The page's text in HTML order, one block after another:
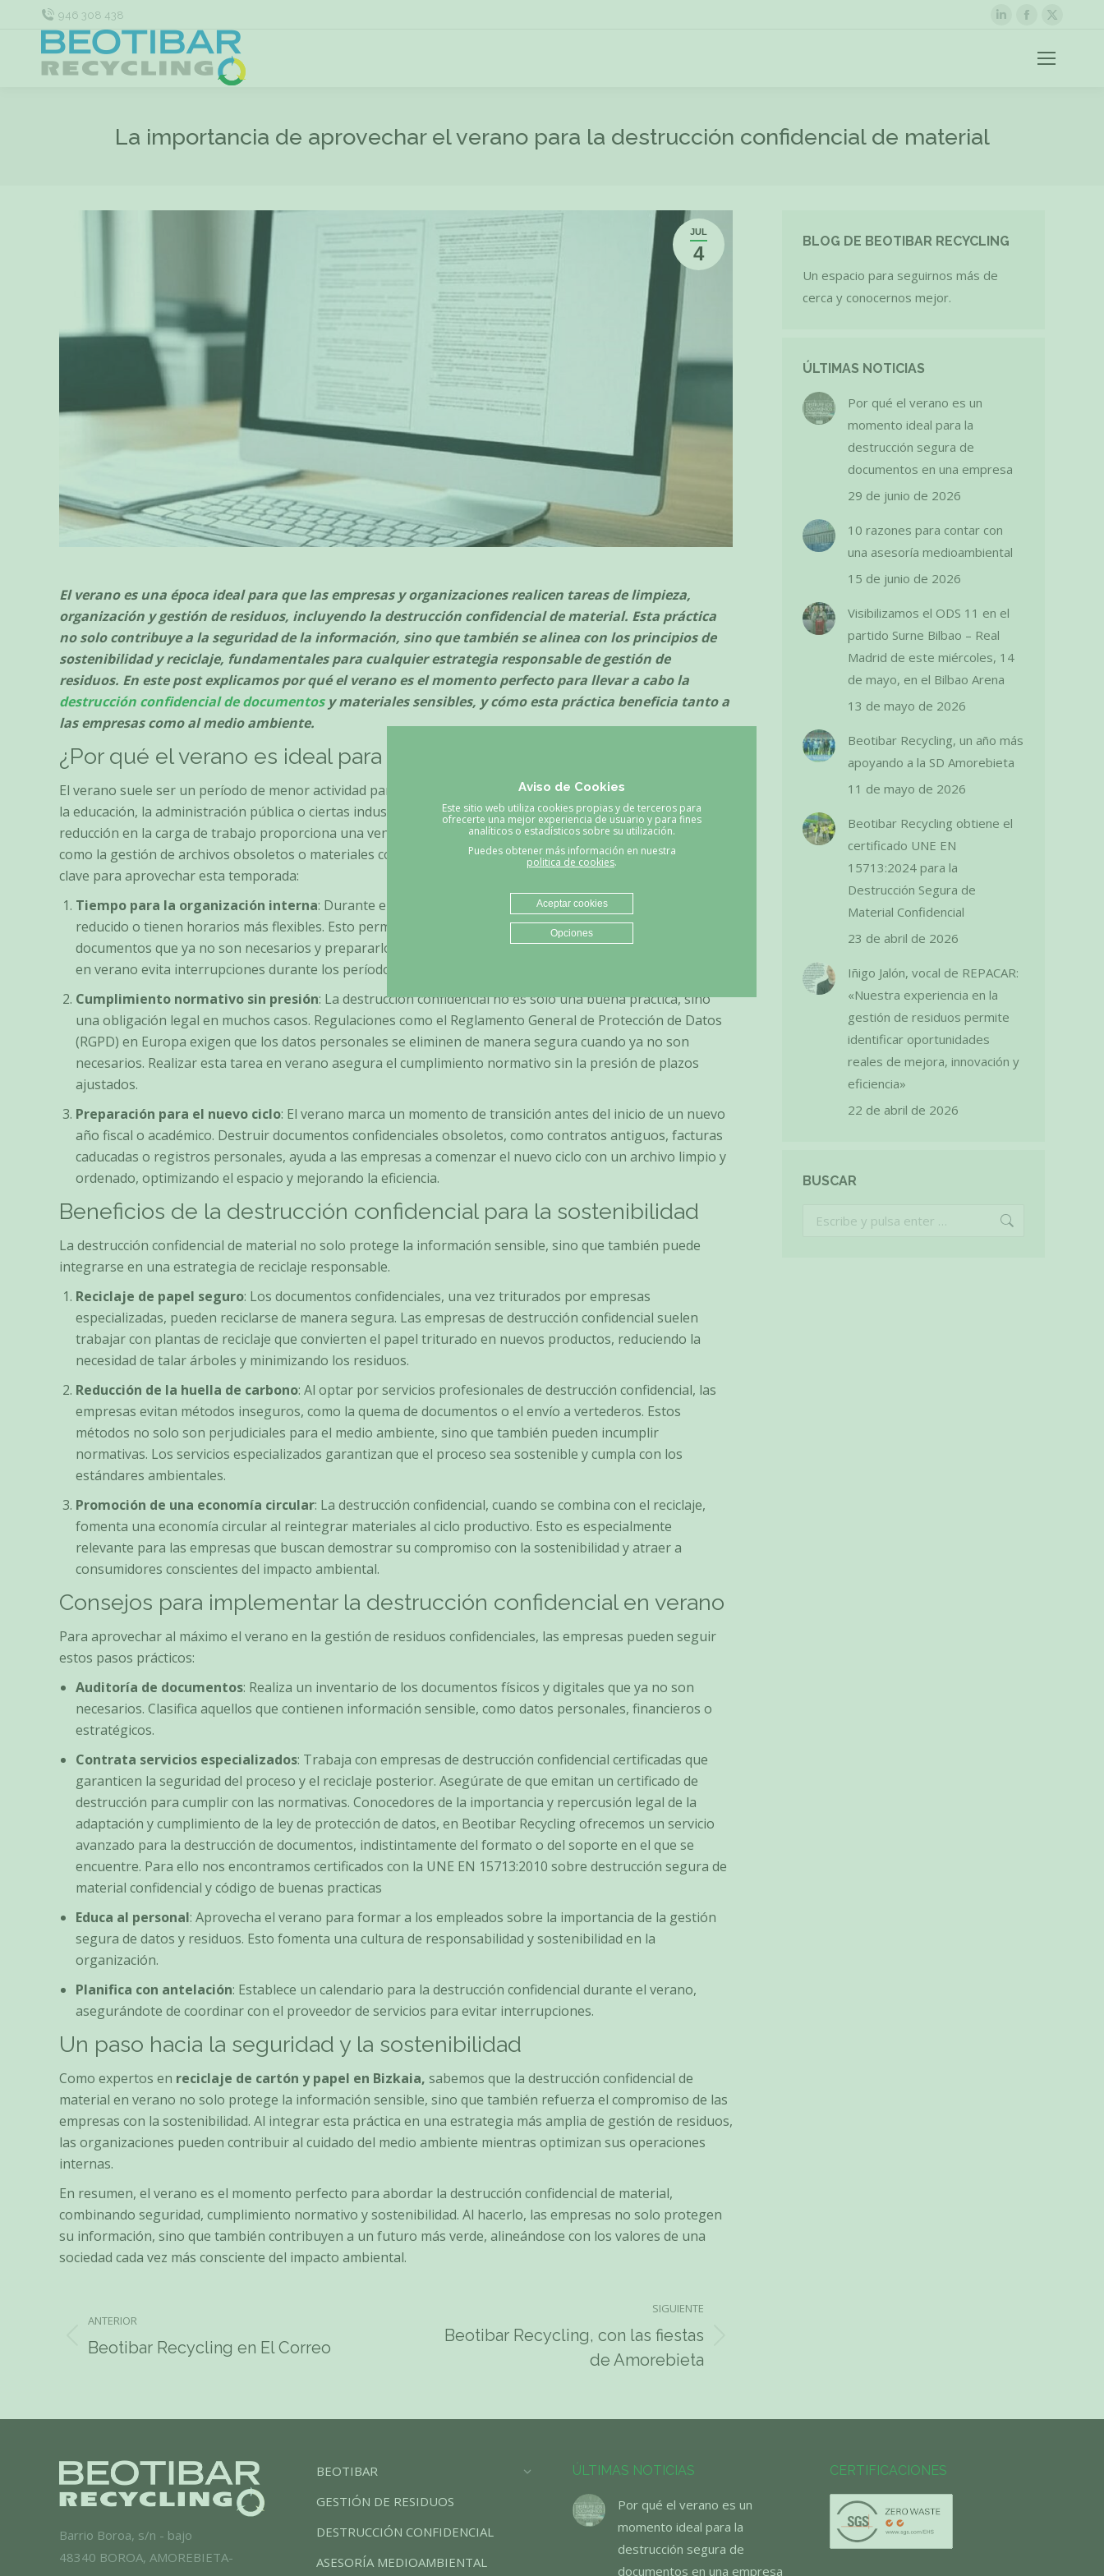
946 308 438
Linkedin
opens
Facebook
opens
La importancia de aprovechar el verano para la destrucción confidencial de material
JUL
4
El verano es una época ideal para que las empresas y organizaciones realicen tareas de limpieza,
organización y gestión de residuos, incluyendo la destrucción confidencial de material. Esta práctica
no solo contribuye a la seguridad de la información, sino que también se alinea con los principios de
sostenibilidad y reciclaje, fundamentales para cualquier estrategia responsable de gestión de
residuos. En este post explicamos por qué el verano es el momento perfecto para llevar a cabo la
destrucción confidencial de documentosy materiales sensibles, y cómo esta práctica beneficia tanto a
las empresas como al medio ambiente.
¿Por qué el verano es ideal para la destrucción confidencial?
El verano suele ser un período de menor actividad para muchas empresas, especialmente en sectores como
la educación, la administración pública o ciertas industrias que experimentan una pausa estival. Esta
reducción en la carga de trabajo proporciona una ventana de oportunidad para abordar tareas pendientes,
como la gestión de archivos obsoletos o materiales confidenciales acumulados. Aquí hay algunas razones
clave para aprovechar esta temporada:
Tiempo para la organización interna: Durante el verano, muchas empresas operan con personal
reducido o tienen horarios más flexibles. Esto permite dedicar tiempo a revisar archivos, identificar
documentos que ya no son necesarios y prepararlos para su destrucción segura. Organizar estas tareas
en verano evita interrupciones durante los períodos de mayor actividad.
Cumplimiento normativo sin presión: La destrucción confidencial no es solo una buena práctica, sino
una obligación legal en muchos casos. Regulaciones como el Reglamento General de Protección de Datos
(RGPD) en Europa exigen que los datos personales se eliminen de manera segura cuando ya no son
necesarios. Realizar esta tarea en verano asegura el cumplimiento normativo sin la presión de plazos
ajustados.
Preparación para el nuevo ciclo: El verano marca un momento de transición antes del inicio de un nuevo
año fiscal o académico. Destruir documentos confidenciales obsoletos, como contratos antiguos, facturas
caducadas o registros personales, ayuda a las empresas a comenzar el nuevo ciclo con un archivo limpio y
ordenado, optimizando el espacio y mejorando la eficiencia.
Beneficios de la destrucción confidencial para la sostenibilidad
La destrucción confidencial de material no solo protege la información sensible, sino que también puede
integrarse en una estrategia de reciclaje responsable.
Reciclaje de papel seguro: Los documentos confidenciales, una vez triturados por empresas
especializadas, pueden reciclarse de manera segura. Las empresas de destrucción confidencial suelen
trabajar con plantas de reciclaje que convierten el papel triturado en nuevos productos, reduciendo la
necesidad de talar árboles y minimizando los residuos.
Reducción de la huella de carbono: Al optar por servicios profesionales de destrucción confidencial, las
empresas evitan métodos inseguros, como la quema de documentos o el envío a vertederos. Estos
métodos no solo son perjudiciales para el medio ambiente, sino que también pueden incumplir
normativas. Los servicios especializados garantizan que el proceso sea sostenible y cumpla con los
estándares ambientales.
Promoción de una economía circular: La destrucción confidencial, cuando se combina con el reciclaje,
fomenta una economía circular al reintegrar materiales al ciclo productivo. Esto es especialmente
relevante para las empresas que buscan demostrar su compromiso con la sostenibilidad y atraer a
consumidores conscientes del impacto ambiental.
Consejos para implementar la destrucción confidencial en verano
Para aprovechar al máximo el verano en la gestión de residuos confidenciales, las empresas pueden seguir
estos pasos prácticos:
Auditoría de documentos: Realiza un inventario de los documentos físicos y digitales que ya no son
necesarios. Clasifica aquellos que contienen información sensible, como datos personales, financieros o
estratégicos.
Contrata servicios especializados: Trabaja con empresas de destrucción confidencial certificadas que
garanticen la seguridad del proceso y el reciclaje posterior. Asegúrate de que emitan un certificado de
destrucción para cumplir con las normativas. Conocedores de la importancia y repercusión legal de la
adaptación y cumplimiento de la ley de protección de datos, en Beotibar Recycling ofrecemos un servicio
avanzado para la destrucción de documentos, indistintamente del formato o del soporte en el que se
encuentre. Para ello nos encontramos certificados con la UNE EN 15713:2010 sobre destrucción segura de
material confidencial y código de buenas practicas
Educa al personal: Aprovecha el verano para formar a los empleados sobre la importancia de la gestión
segura de datos y residuos. Esto fomenta una cultura de responsabilidad y sostenibilidad en la
organización.
Planifica con antelación: Establece un calendario para la destrucción confidencial durante el verano,
asegurándote de coordinar con el proveedor de servicios para evitar interrupciones.
Un paso hacia la seguridad y la sostenibilidad
Como expertos en reciclaje de cartón y papel en Bizkaia, sabemos que la destrucción confidencial de
material en verano no solo protege la información sensible, sino que también refuerza el compromiso de las
empresas con la sostenibilidad. Al integrar esta práctica en una estrategia más amplia de gestión de residuos,
las organizaciones pueden contribuir al cuidado del medio ambiente mientras optimizan sus operaciones
internas.
En resumen, el verano es el momento perfecto para abordar la destrucción confidencial de material,
combinando seguridad, cumplimiento normativo y sostenibilidad. Al hacerlo, las empresas no solo protegen
su información, sino que también contribuyen a un futuro más verde, alineándose con los valores de una
sociedad cada vez más consciente del impacto ambiental.
Navegación
entre
ANTERIOR
Publicación
Beotibar Recycling en El Correo
SIGUIENTE
Publicación
Beotibar Recycling, con las fiestas
de Amorebieta
BLOG DE BEOTIBAR RECYCLING
Un espacio para seguirnos más de
cerca y conocernos mejor.
ÚLTIMAS NOTICIAS
Por qué el verano es un
momento ideal para la
destrucción segura de
documentos en una empresa
29 de junio de 2026
10 razones para contar con
una asesoría medioambiental
15 de junio de 2026
Visibilizamos el ODS 11 en el
partido Surne Bilbao – Real
Madrid de este miércoles, 14
de mayo, en el Bilbao Arena
13 de mayo de 2026
Beotibar Recycling, un año más
apoyando a la SD Amorebieta
11 de mayo de 2026
Beotibar Recycling obtiene el
certificado UNE EN
15713:2024 para la
Destrucción Segura de
Material Confidencial
23 de abril de 2026
Iñigo Jalón, vocal de REPACAR:
«Nuestra experiencia en la
gestión de residuos permite
identificar oportunidades
reales de mejora, innovación y
eficiencia»
22 de abril de 2026
BUSCAR
Buscar:
Barrio Boroa, s/n - bajo
48340 BOROA, AMOREBIETA-
BEOTIBAR
GESTIÓN DE RESIDUOS
DESTRUCCIÓN CONFIDENCIAL
ASESORÍA MEDIOAMBIENTAL
ÚLTIMAS NOTICIAS
Por qué el verano es un
momento ideal para la
destrucción segura de
documentos en una empresa
CERTIFICACIONES
Aviso de Cookies
Este sitio web utiliza cookies propias y de terceros para
ofrecerte una mejor experiencia de usuario y para fines
analíticos o estadísticos sobre su utilización.
Puedes obtener más información en nuestra
politica de cookies.
Aceptar cookies
Opciones